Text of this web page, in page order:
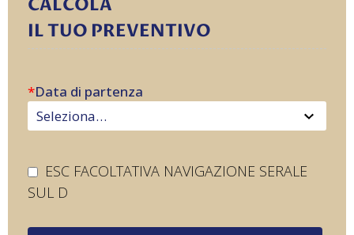
IL TUO PREVENTIVO
*Data di partenza
ESC FACOLTATIVA NAVIGAZIONE SERALE
SUL D